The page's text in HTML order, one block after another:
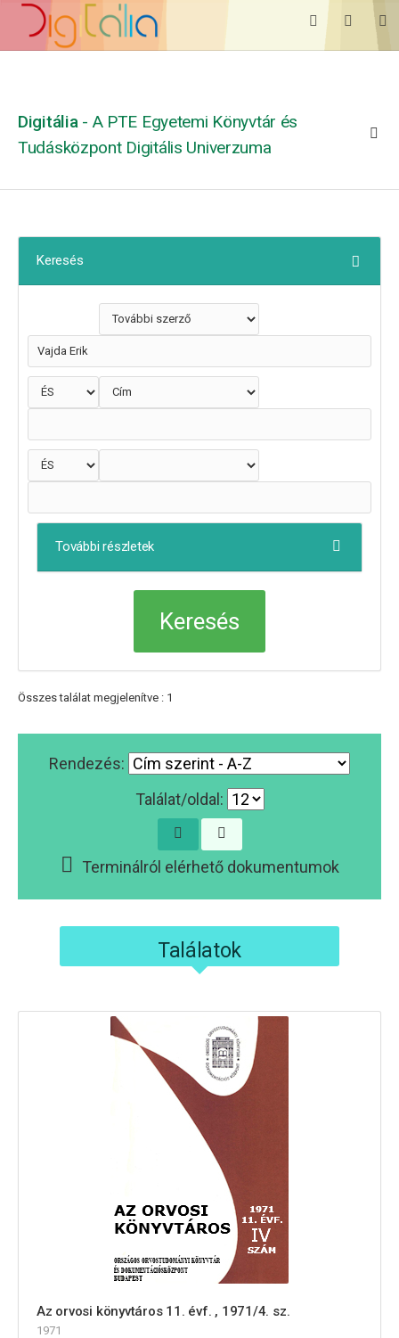
Digitália - A PTE Egyetemi Könyvtár és
Tudásközpont Digitális Univerzuma
Keresés
További részletek
Összes találat megjelenítve : 1
Rendezés:
Találat/oldal:
Terminálról elérhető dokumentumok
Találatok
Az orvosi könyvtáros 11. évf. , 1971/4. sz.
1971